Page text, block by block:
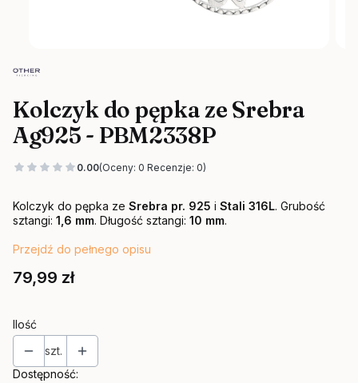
Kolczyk do pępka ze Srebra
Ag925 - PBM2338P
0.00(Oceny: 0 Recenzje: 0)
Kolczyk do pępka ze Srebra pr. 925 i Stali 316L. Grubość
sztangi: 1,6 mm. Długość sztangi: 10 mm.
Przejdź do pełnego opisu
Cena
79,99 zł
Ilość
szt.
Dostępność: